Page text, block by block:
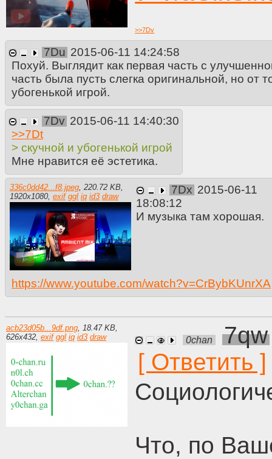
>>7Dv
7Du 2015-06-11 14:24:58
Похуй. Выглядит как первая часть с
часть была пусть слегка оригинальной, но от
убогенькой игрой.
7Dv 2015-06-11 14:40:30
>>7Dt
> скучной и убогенькой игрой
Мне нравится её эстетика.
336c0dd42...f8.jpeg 220.72 KB
1920x1080 exif ggl iq id3 draw
7Dx 2015-06-11
18:08:12
И музыка там хорошая.
https://www.youtube.com/watch?v=CrBybKUnrXA
acb23d05b...9df.png, 18.47 KB,
626x432, exif ggl iq id3 draw 0chan 7qw
Что, по